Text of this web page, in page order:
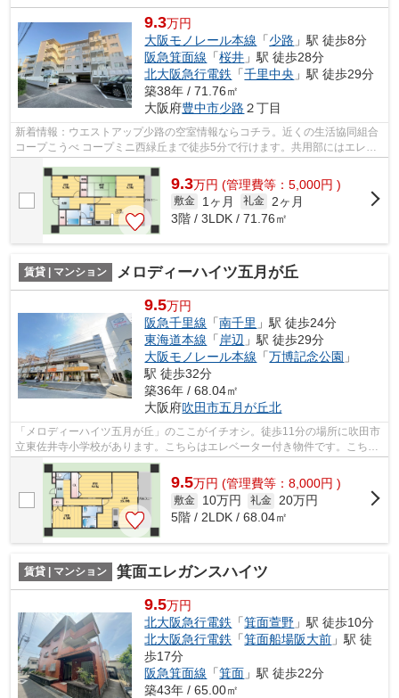
9.3万円
大阪モノレール本線 「少路 」駅 徒歩8分
阪急箕面線 「桜井 」駅 徒歩28分
北大阪急行電鉄 「千里中央 」駅 徒歩29分
築38年 / 71.76㎡
大阪府豊中市少路 ２丁目
新着情報：ウエストアップ少路の空室情報ならコチラ。近くの生活協同組合
コープこうべ コープミニ西緑丘まで徒歩5分で行けます。共用部にはエレベ
9.3万円 (管理費等：5,000円 )
敷金 1ヶ月 礼金
2ヶ月
3階 / 3LDK / 71.76㎡
賃貸 | マンション メロディーハイツ五月が丘
9.5万円
阪急千里線 「南千里 」駅 徒歩24分
東海道本線 「 岸辺 」駅 徒歩29分
大阪モノレール本線 「万博記念公園 」
駅 徒歩32分
築36年 / 68.04㎡
大阪府吹田市五月が丘北
「メロディーハイツ五月が丘」のここがイチオシ。徒歩11分の場所に吹田市
立東佐井寺小学校があります。こちらはエレベーター付き物件です。こちら
の物件には自走式駐車場があります。...
9.5万円 (管理費等：8,000円 )
敷金 10万円 礼金 20万円
5階 / 2LDK / 68.04㎡
賃貸 | マンション 箕面エレガンスハイツ
9.5万円
北大阪急行電鉄 「箕面萱野 」駅 徒歩10分
北大阪急行電鉄 「箕面船場阪大前 」駅 徒
歩17分
阪急箕面線 「箕面 」駅 徒歩22分
築43年 / 65.00㎡